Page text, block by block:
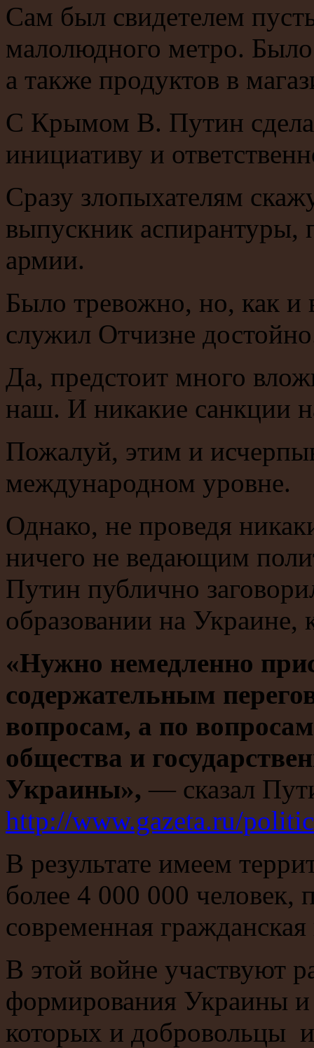
Сам был свидетелем
малолюдного метро.
а также продуктов в
С Крымом В. Путин
инициативу и
Сразу злопыхателям
выпускник аспирантуры,
армии.
Было тревожно, но, как
служил Отчизне
Да, предстоит много
наш. И никакие санкции
Пожалуй, этим и
международном уровне.
Однако, не проведя
ничего не ведающим
Путин публично
образовании на Украине,
«Нужно немедленно
содержательным
вопросам, а по
общества и
Украины», — сказал
http://www.gazeta.ru/
В результате имеем
более 4 000 000 человек,
современная
В этой войне участвуют
формирования Украины и
которых и добровольцы